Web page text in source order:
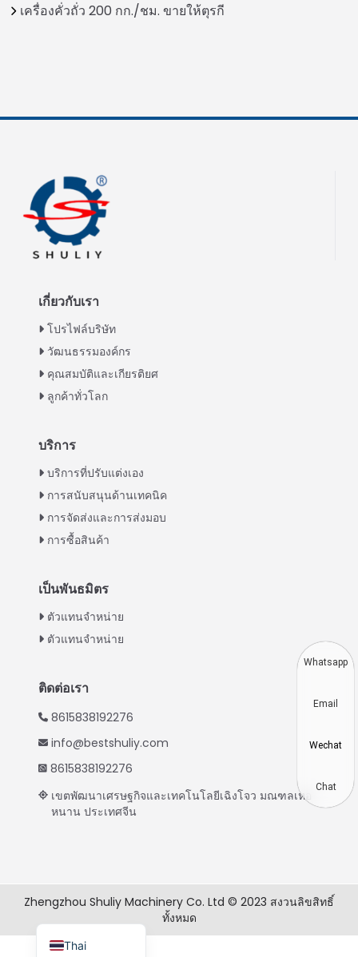
เครื่องคั่วถั่ว 200 กก./ชม. ขายให้ตุรกี
เกี่ยวกับเรา
โปรไฟล์บริษัท
วัฒนธรรมองค์กร
คุณสมบัติและเกียรติยศ
ลูกค้าทั่วโลก
บริการ
บริการที่ปรับแต่งเอง
การสนับสนุนด้านเทคนิค
การจัดส่งและการส่งมอบ
การซื้อสินค้า
เป็นพันธมิตร
ตัวแทนจำหน่าย
ตัวแทนจำหน่าย
ติดต่อเรา
8615838192276
info@bestshuliy.com
8615838192276
เขตพัฒนาเศรษฐกิจและเทคโนโลยีเฉิงโจว มณฑลเหอ
หนาน ประเทศจีน
Zhengzhou Shuliy Machinery Co. Ltd © 2023 สงวนลิขสิทธิ์
ทั้งหมด
Thai
Portuguese
Spanish
Korean
Urdu
Greek
Italian
Whatsapp
Email
Wechat
Chat